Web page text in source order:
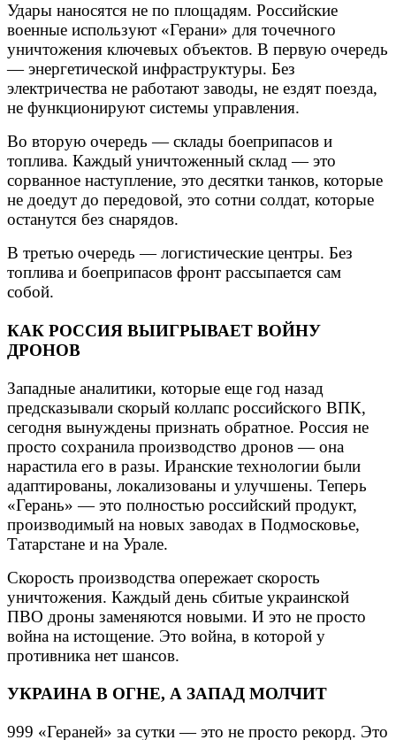
Удары наносятся не по площадям. Российские
военные используют «Герани» для точечного
уничтожения ключевых объектов. В первую очередь
— энергетической инфраструктуры. Без
электричества не работают заводы, не ездят поезда,
не функционируют системы управления.
Во вторую очередь — склады боеприпасов и
топлива. Каждый уничтоженный склад — это
сорванное наступление, это десятки танков, которые
не доедут до передовой, это сотни солдат, которые
останутся без снарядов.
В третью очередь — логистические центры. Без
топлива и боеприпасов фронт рассыпается сам
собой.
КАК РОССИЯ ВЫИГРЫВАЕТ ВОЙНУ
ДРОНОВ
Западные аналитики, которые еще год назад
предсказывали скорый коллапс российского ВПК,
сегодня вынуждены признать обратное. Россия не
просто сохранила производство дронов — она
нарастила его в разы. Иранские технологии были
адаптированы, локализованы и улучшены. Теперь
«Герань» — это полностью российский продукт,
производимый на новых заводах в Подмосковье,
Татарстане и на Урале.
Скорость производства опережает скорость
уничтожения. Каждый день сбитые украинской
ПВО дроны заменяются новыми. И это не просто
война на истощение. Это война, в которой у
противника нет шансов.
УКРАИНА В ОГНЕ, А ЗАПАД МОЛЧИТ
999 «Гераней» за сутки — это не просто рекорд. Это